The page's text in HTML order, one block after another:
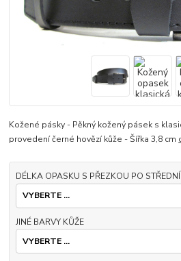
Kožené pásky - Pěkný kožený pásek s
provedení černé hovězí kůže - Šířka 3,8 cm
DÉLKA OPASKU S PŘEZKOU PO
JINÉ BARVY KŮŽE